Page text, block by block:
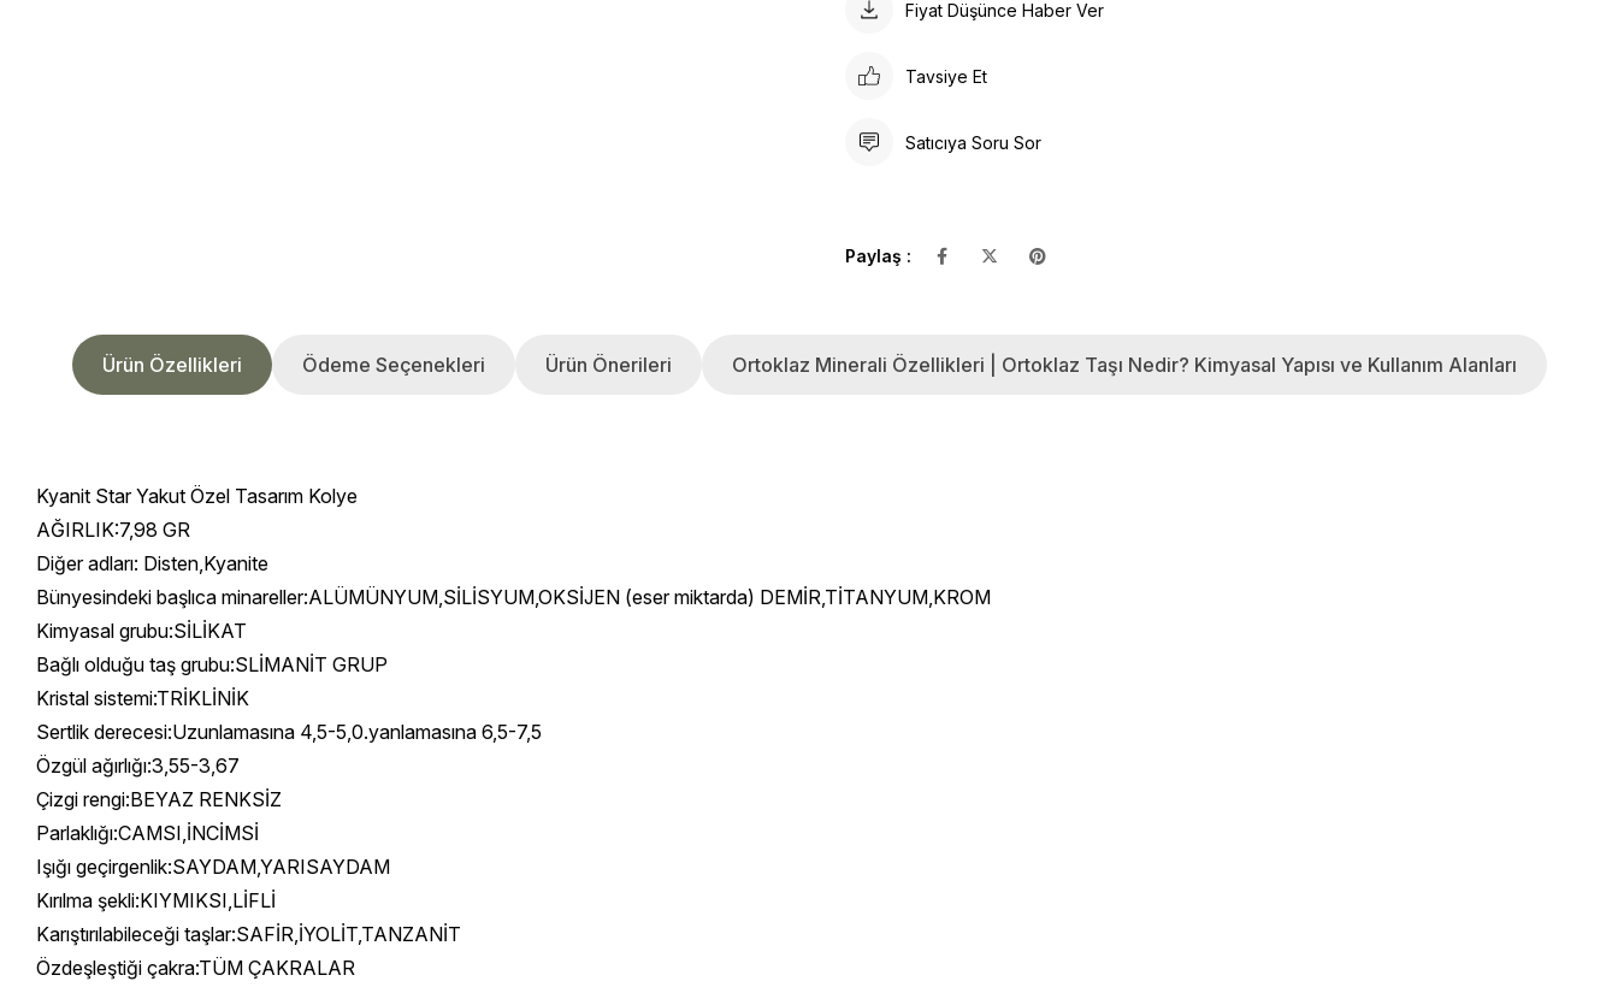
Fiyat Düşünce Haber Ver
Tavsiye Et
Satıcıya Soru Sor
Paylaş :
Ürün Özellikleri Ödeme Seçenekleri Ürün Önerileri Ortoklaz Minerali Özellikleri | Ortoklaz Taşı Nedir? Kimyasal Yapısı ve Kullanım Alanları
Kyanit Star Yakut Özel Tasarım Kolye
AĞIRLIK:7,98 GR
Diğer adları: Disten,Kyanite
Bünyesindeki başlıca minareller:ALÜMÜNYUM,SİLİSYUM,OKSİJEN (eser miktarda) DEMİR,TİTANYUM,KROM
Kimyasal grubu:SİLİKAT
Bağlı olduğu taş grubu:SLİMANİT GRUP
Kristal sistemi:TRİKLİNİK
Sertlik derecesi:Uzunlamasına 4,5-5,0.yanlamasına 6,5-7,5
Özgül ağırlığı:3,55-3,67
Çizgi rengi:BEYAZ RENKSİZ
Parlaklığı:CAMSI,İNCİMSİ
Işığı geçirgenlik:SAYDAM,YARISAYDAM
Kırılma şekli:KIYMIKSI,LİFLİ
Karıştırılabileceği taşlar:SAFİR,İYOLİT,TANZANİT
Özdeşleştiği çakra:TÜM ÇAKRALAR